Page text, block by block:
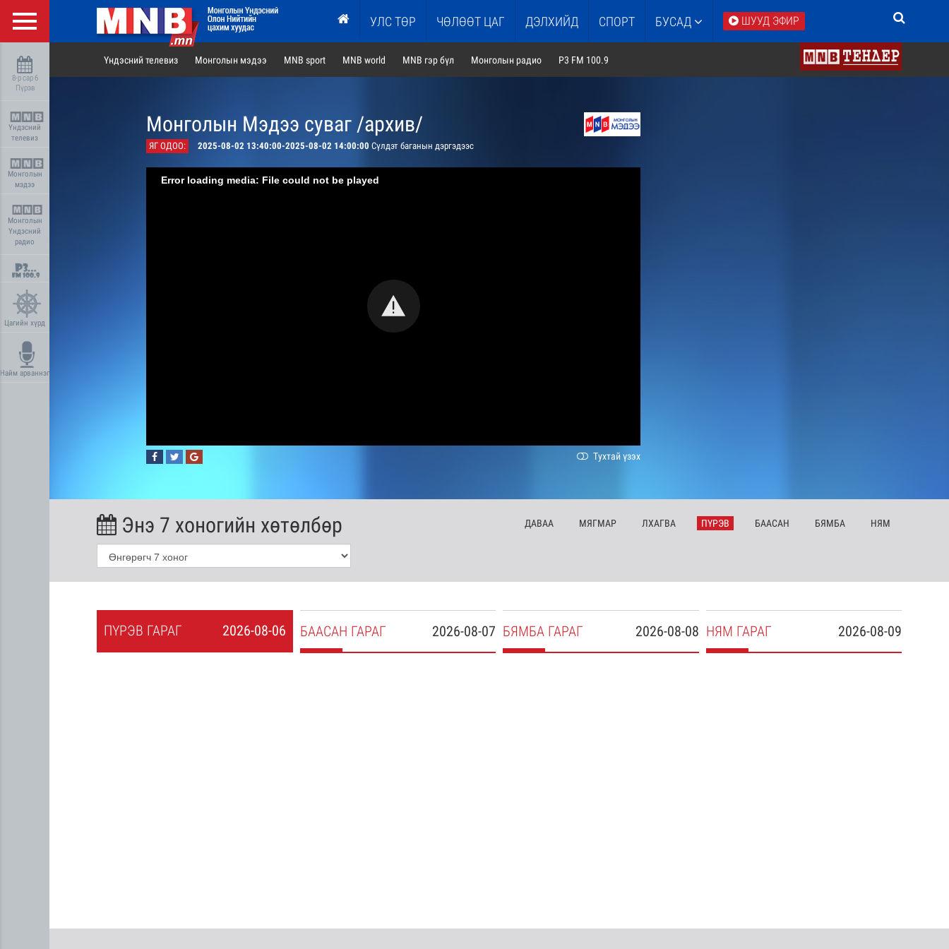
УЛС ТӨР ЧӨЛӨӨТ ЦАГ ДЭЛХИЙД СПОРТ БУСАД ШУУД ЭФИР
8-р сар 6
Пүрэв
Үндэсний
телевиз
Монголын
мэдээ
Монголын
Үндэсний
радио
Цагийн хүрд
Найм арваннэг
Үндэсний телевиз Монголын мэдээ MNB sport MNB world MNB гэр бүл Монголын радио P3 FM 100.9
Монголын Мэдээ суваг /архив/
ЯГ ОДОО: 2025-08-02 13:40:00-2025-08-02 14:00:00 Сүлдэт баганын дэргэдээс
Error loading media: File could not be played
Тухтай үзэх
Энэ 7 хоногийн хөтөлбөр ДАВАА МЯГМАР ЛХАГВА ПҮРЭВ БААСАН БЯМБА НЯМ
2026-08-06
ПҮРЭВ ГАРАГ 2026-08-07
БААСАН ГАРАГ 2026-08-08
БЯМБА ГАРАГ 2026-08-09
НЯМ ГАРАГ